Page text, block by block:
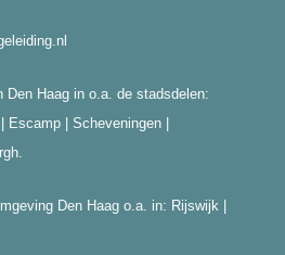
Den Haag in o.a. de stadsdelen:
Escamp | Scheveningen |
Den Haag o.a. in: Rijswijk |